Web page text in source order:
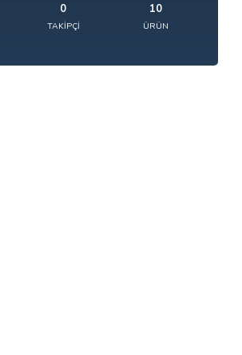
0
TAKIPÇI
10
ÜRÜN